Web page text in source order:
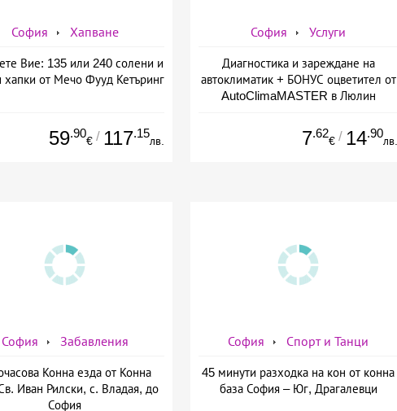
София Хапване
Вие: 135 или 240 солени и
хапки от Мечо Фууд Кетъринг
59.90
€ / 117.15
лв.
София Услуги
Диагностика и зареждане на
автоклиматик + БОНУС оцветител от
AutoClimaMASTER в Люлин
7.62
€ / 14.90
лв.
София Забавления
Конна езда от Конна
Иван Рилски, с. Владая, до
София
София Спорт и Танци
45 минути разходка на кон от конна
база София – Юг, Драгалевци